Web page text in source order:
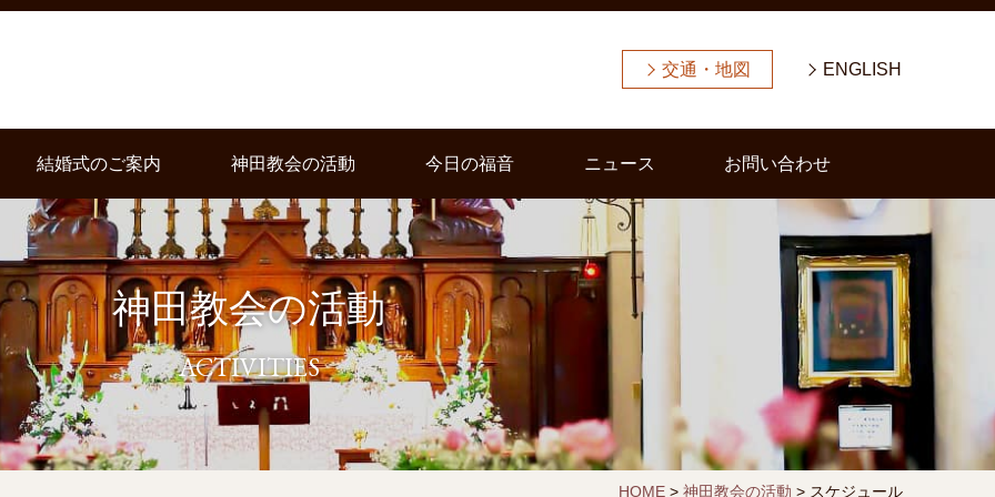
交通・地図 ENGLISH
結婚式のご案内 神田教会の活動 今日の福音 ニュース お問い合わせ
神田教会の活動
ACTIVITIES
HOME> 神田教会の活動 > スケジュール